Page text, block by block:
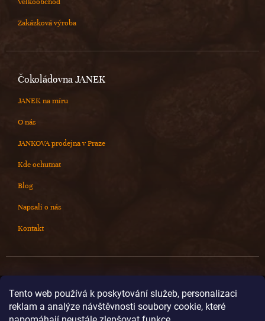
Tento web používá k poskytování služeb, personalizaci
reklam a analýze návštěvnosti soubory cookie, které
Zakázková výroba
Čokoládovna JANEK
JANEK na míru
O nás
JANKOVA prodejna v Praze
Kde ochutnat
Blog
Napsali o nás
Kontakt
info@cokoladovnajanek.cz